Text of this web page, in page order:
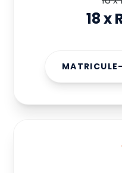
18x